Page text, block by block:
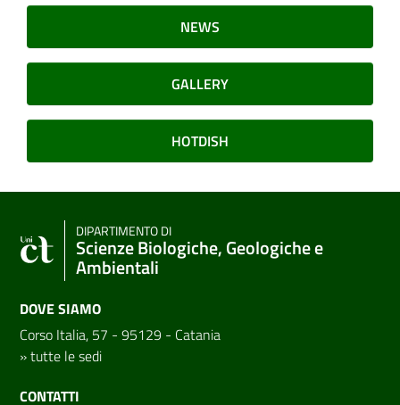
NEWS
GALLERY
HOTDISH
DIPARTIMENTO DI
Scienze Biologiche, Geologiche e
Ambientali
DOVE SIAMO
Corso Italia, 57 - 95129 - Catania
»tutte le sedi
CONTATTI